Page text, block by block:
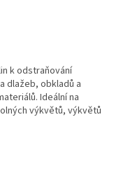
k odstraňování
dlažeb, obkladů a
Ideální na
výkvětů, výkvětů